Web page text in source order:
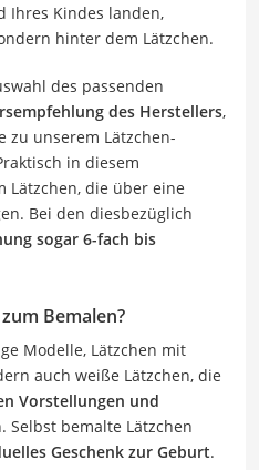
Ihres Kindes landen,
hinter dem Lätzchen.
des passenden
des Herstellers,
zu unserem Lätzchen-
in diesem
Lätzchen, die über eine
Bei den diesbezüglich
sogar 6-fach bis
Bemalen?
Modelle, Lätzchen mit
auch weiße Lätzchen, die
Vorstellungen und
Selbst bemalte Lätzchen
Geschenk zur Geburt.